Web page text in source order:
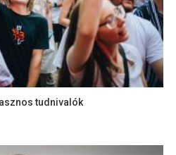
tudnivalók